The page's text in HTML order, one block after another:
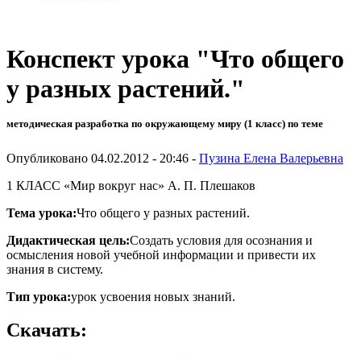
Конспект урока "Что общего
у разных растений."
методическая разработка по окружающему миру (1 класс) по теме
Опубликовано 04.02.2012 - 20:46 - Пузина Елена Валерьевна
1 КЛАСС «Мир вокруг нас» А. П. Плешаков
Тема урока:Что общего у разных растений.
Дидактическая цель:Создать условия для осознания и
осмысления новой учебной информации и привести их
знания в систему.
Тип урока:урок усвоения новых знаний.
Скачать: